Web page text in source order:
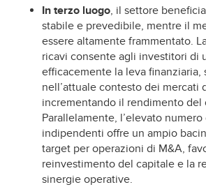
In terzo luogo, il settore
stabile e prevedibile, mentre il
essere altamente frammentato.
ricavi consente agli investitori di
efficacemente la leva finanziaria,
nell’attuale contesto dei mercati
incrementando il rendimento del
Parallelamente, l’elevato
indipendenti offre un ampio
target per operazioni di M&A,
reinvestimento del capitale e la
sinergie operative.